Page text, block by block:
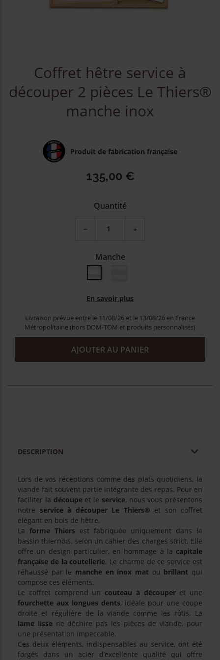
Coffret hêtre service à
découper 2 pièces Le Thiers®
manche inox
Produit de fabrication française
135,00 €
Quantité
− +
Manche
Inox brillant
En savoir plus
Livraison prévue entre le 11/08/26 et le 13/08/26 en France
Métropolitaine (hors DOM-TOM et produits personnalisés)
AJOUTER AU PANIER
DESCRIPTION 
Lors de vos réceptions comme des plats quotidiens, la
viande fait souvent partie intégrante des repas. Pour en
faciliter la découpeet le service, nous vous présentons
notre service à découper Le Thiers® et son coffret
élégant en bois de hêtre.
La forme Thiers est fabriquée uniquement dans le
bassin thiernois, selon un cahier des charges strict. Elle
offre un design particulier, en hommage à la capitale
française de la coutellerie. Le charme de ce service est
réhaussé par le manche en inox mat ou brillant qui
compose ces éléments.
Le coffret comprend un couteau à découperet une
fourchette aux longues dents, idéale pour une coupe
droite et régulière de la viande comme les rôtis. La
lame lissene déchire pas les pièces de viande, pour
une présentation impeccable.
Ces deux éléments, indispensables au service, ont été
forgés dans un acier d’excellente qualité qui offre